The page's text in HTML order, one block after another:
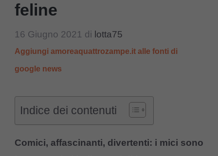
feline
16 Giugno 2021 di lotta75
Aggiungi amoreaquattrozampe.it alle fonti di
google news
Indice dei contenuti
Comici, affascinanti, divertenti: i mici sono